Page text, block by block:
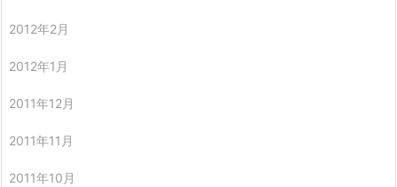
2012年2月
2012年1月
2011年12月
2011年11月
2011年10月